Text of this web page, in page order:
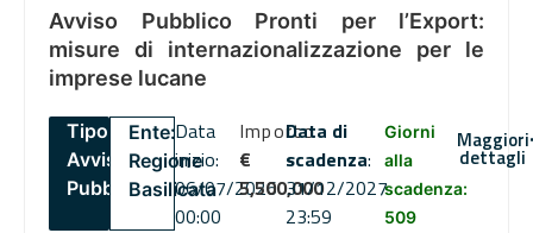
Avviso Pubblico Pronti per l’Export:
misure di internazionalizzazione per le
imprese lucane
Tipo:
Avviso
Pubblico
Ente:
Regione
Basilicata
Data
inizio:
06/07/2026
00:00
Importo
€
5,500,000
Data di
scadenza:
31/12/2027
23:59
Giorni
alla
scadenza:
509
Maggiori
dettagli